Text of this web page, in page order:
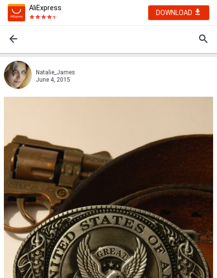
AliExpress
DOWNLOAD
Natalie_James
June 4, 2015